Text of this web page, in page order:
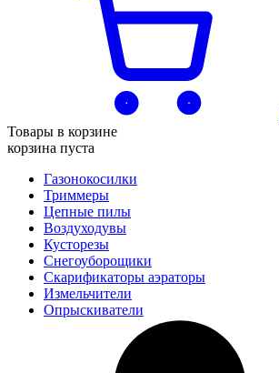
Товары в корзине
корзина пуста
Газонокосилки
Триммеры
Цепные пилы
Воздуходувы
Кусторезы
Снегоуборощики
Скарификаторы аэраторы
Измельчители
Опрыскиватели